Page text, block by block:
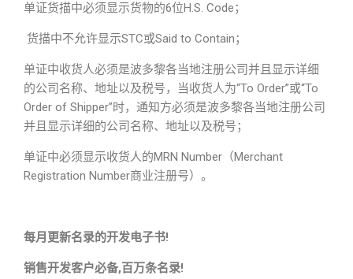
单证货描中必须显示货物的6位H.S. Code；
货描中不允许显示STC或Said to Contain；
单证中收货人必须是波多黎各当地注册公司并且显示详细
的公司名称、地址以及税号，当收货人为“To Order”或“To
Order of Shipper”时，通知方必须是波多黎各当地注册公司
并且显示详细的公司名称、地址以及税号；
单证中必须显示收货人的MRN Number（Merchant
Registration Number商业注册号）。
每月更新名录的开发电子书!
销售开发客户必备,百万条名录!